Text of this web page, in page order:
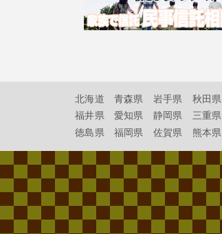
北海道 青森県 岩手県 秋田県
福井県
愛知県 静岡県 三重県
徳島県
福岡県 佐賀県 熊本県